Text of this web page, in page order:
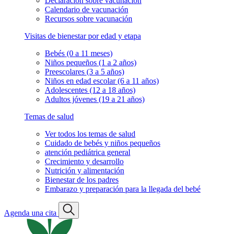
Calendario de vacunación
Recursos sobre vacunación
Visitas de bienestar por edad y etapa
Bebés (0 a 11 meses)
Niños pequeños (1 a 2 años)
Preescolares (3 a 5 años)
Niños en edad escolar (6 a 11 años)
Adolescentes (12 a 18 años)
Adultos jóvenes (19 a 21 años)
Temas de salud
Ver todos los temas de salud
Cuidado de bebés y niños pequeños
atención pediátrica general
Crecimiento y desarrollo
Nutrición y alimentación
Bienestar de los padres
Embarazo y preparación para la llegada del bebé
Agenda una cita